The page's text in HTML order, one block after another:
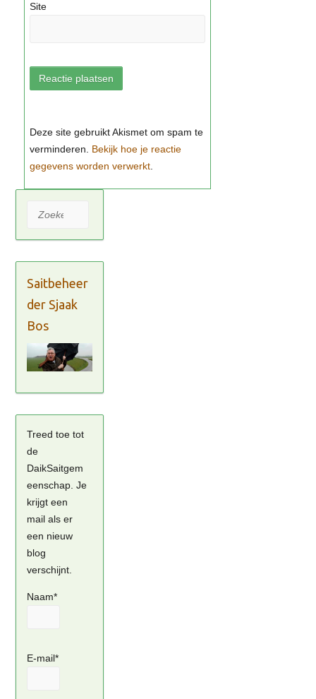
Site
Bekijk hoe je reactie
gegevens worden verwerkt
Zoeken
Saitbeheer
der Sjaak
Bos
Treed toe tot
de
DaikSaitgem
eenschap. Je
krijgt een
mail als er
een nieuw
blog
verschijnt.
Naam*
E-mail*